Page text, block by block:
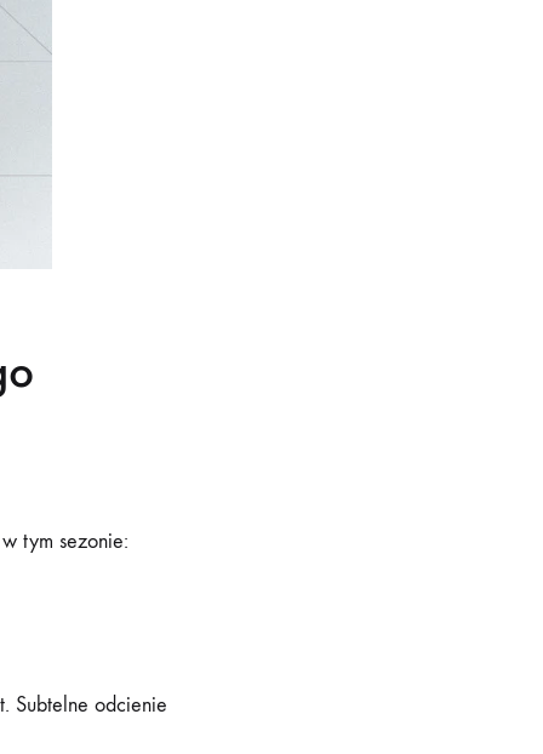
tym sezonie:
Subtelne odcienie